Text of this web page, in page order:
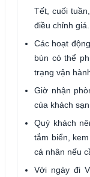
Tết, cuối
điều chỉnh giá.
Các hoạt
bùn có thể
trạng vận
Giờ nhận
của khách sạn.
Quý khách
tắm biển,
cá nhân nếu
Với ngày đi